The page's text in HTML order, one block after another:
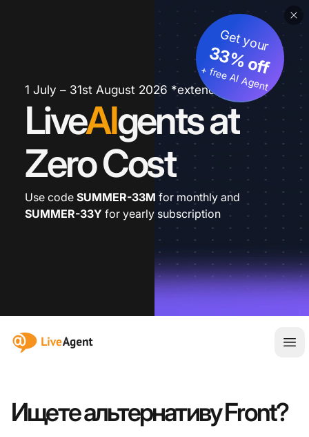
1 July – 31st August 2026 *extended
LiveAIgents at
Zero Cost
Get your
33% off
+ free AI Agent
Use code SUMMER-33M for monthly and
SUMMER-33Y for yearly subscription
:site.title
Ищете альтернативу Front?